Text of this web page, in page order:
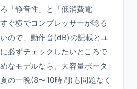
「静音性」と「低消費電
ぐ横でコンプレッサーが唸る
ので、動作音(dB)の記載とユ
必ずチェックしたいところで
なモデルなら、大容量ポータ
の一晩(8〜10時間)も問題なく